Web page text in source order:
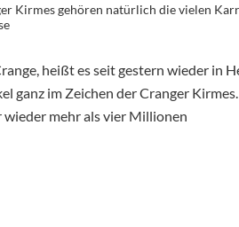
Kirmes gehören natürlich die vielen
heißt es seit gestern wieder in
ganz im Zeichen der Cranger
wieder mehr als vier Millionen